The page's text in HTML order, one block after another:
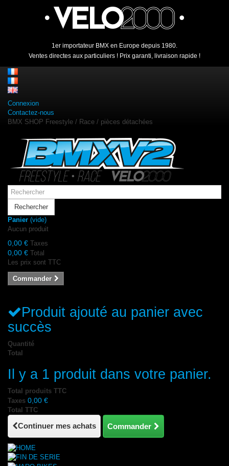
1er importateur BMX en Europe depuis 1980.
Ventes directes aux particuliers ! Prix garanti, livraison rapide !
Connexion
Contactez-nous
BMX SHOP Freestyle / Race / pièces détachées
Rechercher
Panier (vide)
Aucun produit
0,00 € Taxes
0,00 € Total
Les prix sont TTC
Commander
Produit ajouté au panier avec
succès
Quantité
Total
Il y a 1 produit dans votre panier.
Total produits TTC
Taxes 0,00 €
Total TTC
Continuer mes achats Commander